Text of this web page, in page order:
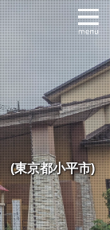
(東京都小平市)